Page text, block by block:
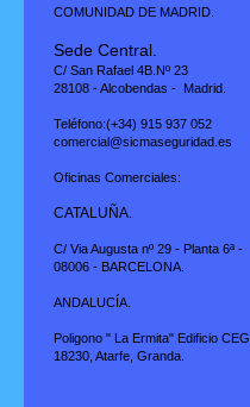
COMUNIDAD DE MADRID.
Sede Central.
C/ San Rafael 4B.Nº 23
28108 - Alcobendas - Madrid.
Teléfono:(+34) 915 937 052
comercial@sicmaseguridad.es
Oficinas Comerciales:
CATALUÑA.
C/ Via Augusta nº 29 - Planta 6ª -
08006 - BARCELONA.
ANDALUCÍA.
Poligono " La Ermita" Edificio CEG.
18230, Atarfe, Granda.